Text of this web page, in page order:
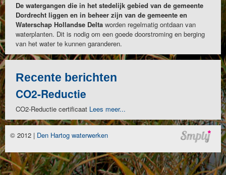
De watergangen die in het stedelijk gebied van de gemeente
Dordrecht liggen en in beheer zijn van de gemeente en
Waterschap Hollandse Delta worden regelmatig ontdaan van
waterplanten. Dit is nodig om een goede doorstroming en berging
van het water te kunnen garanderen.
Recente berichten
CO2-Reductie
CO2-Reductie certificaat Lees meer...
© 2012 | Den Hartog waterwerken